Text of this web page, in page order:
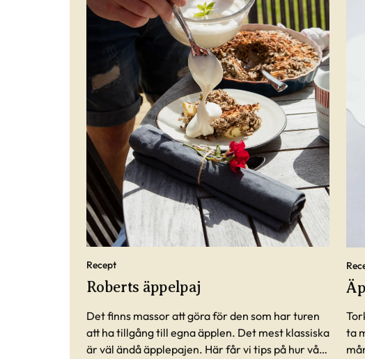
Recept
Roberts äppelpaj
Det finns massor att göra för den som har turen
att ha tillgång till egna äpplen. Det mest klassiska
är väl ändå äpplepajen. Här får vi tips på hur vår
ta